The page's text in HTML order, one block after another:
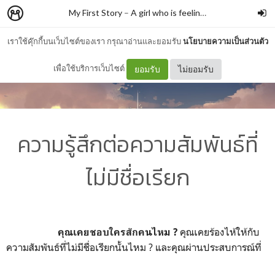
เราใช้คุ๊กกี้บนเว็บไซต์ของเรา กรุณาอ่านและยอมรับนโยบายความเป็นส่วนตัว
เพื่อใช้บริการเว็บไซต์ ยอมรับ ไม่ยอมรับ
My First Story – A girl who is feeling blue
ความรู้สึกต่อความสัมพันธ์ที่
ไม่มีชื่อเรียก
คุณเคยชอบใครสักคนไหม ? คุณเคยร้องไห้ให้กับ
ความสัมพันธ์ที่ไม่มีชื่อเรียกนั้นไหม ? และคุณผ่านประสบการณ์ที่